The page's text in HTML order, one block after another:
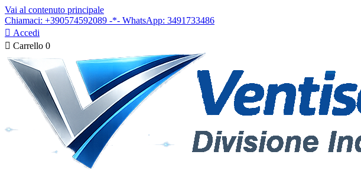
Vai al contenuto principale
Chiamaci: +390574592089 -*- WhatsApp: 3491733486
 Accedi
 Carrello 0